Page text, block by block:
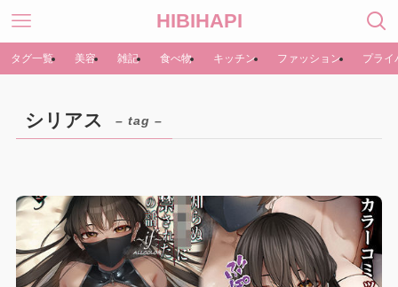
HIBIHAPI
タグ一覧 美容 雑記 食べ物 キッチン ファッション プライ
シリアス – tag –